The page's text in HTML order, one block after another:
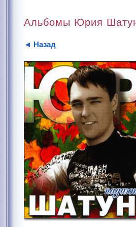
Дискография
Интервью
Альбомы Юрия
◄ Назад